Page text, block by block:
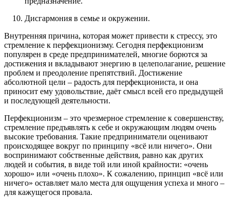
Дисгармония в семье и окружении.
Внутренняя причина, которая может привести к стрессу, это
стремление к перфекционизму. Сегодня перфекционизм
популярен в среде предпринимателей, многие борются за
достижения и вкладывают энергию в целеполагание, решение
проблем и преодоление препятствий. Достижение
абсолютной цели – радость для перфекциониста, и она
приносит ему удовольствие, даёт смысл всей его предыдущей
и последующей деятельности.
Перфекционизм – это чрезмерное стремление к совершенству,
стремление предъявлять к себе и окружающим людям очень
высокие требования. Такие предприниматели оценивают
происходящее вокруг по принципу «всё или ничего». Они
воспринимают собственные действия, равно как других
людей и события, в виде той или иной крайности: «очень
хорошо» или «очень плохо». К сожалению, принцип «всё или
ничего» оставляет мало места для ощущения успеха и много –
для кажущегося провала.